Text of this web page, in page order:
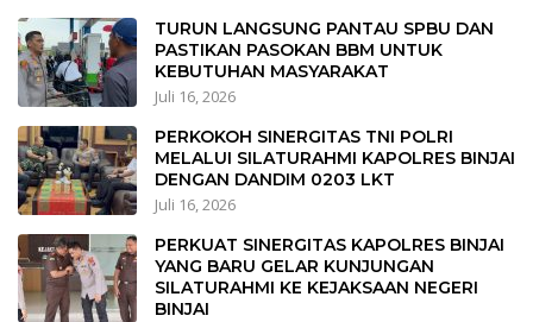
TURUN LANGSUNG PANTAU SPBU DAN
PASTIKAN PASOKAN BBM UNTUK
KEBUTUHAN MASYARAKAT
Juli 16, 2026
PERKOKOH SINERGITAS TNI POLRI
MELALUI SILATURAHMI KAPOLRES BINJAI
DENGAN DANDIM 0203 LKT
Juli 16, 2026
PERKUAT SINERGITAS KAPOLRES BINJAI
YANG BARU GELAR KUNJUNGAN
SILATURAHMI KE KEJAKSAAN NEGERI
BINJAI